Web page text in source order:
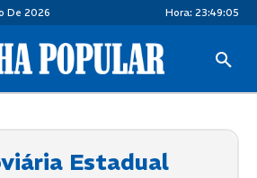
De 2026 Hora: 23:49:05
Estadual